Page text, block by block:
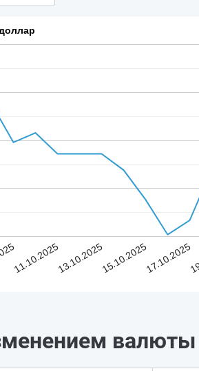
11.10.202513.10.202515.10.202517.10.2025
валюты